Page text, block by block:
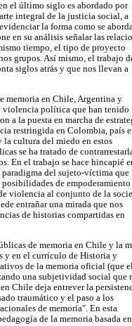
el último siglo es abordado por
integral de la justicia social, a
la forma como se
en su análisis señalar las
tiempo, el tipo de proyecto
grupos. Así mismo, el trabajo
siglos atrás y que nos llevan a
memoria en Chile, Argentina y
violencia política que han tenido
a la puesta en marcha de
restringida en Colombia, país
cultura del miedo en estos
se ha tratado de
En el trabajo se hace hincapié
del sujeto-víctima que
de empoderamiento
violencia al conjunto de la
entrañar una mirada que nos
de historias compartidas en
de memoria en Chile y la
y en el currículo de Historia y
de la memoria oficial (que
una subjetividad social que
Chile deja entrever la
traumático y el paso a los
de memoria". En esta
de la memoria basada